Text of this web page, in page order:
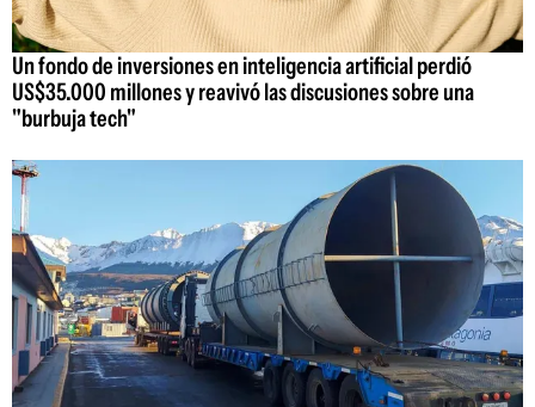
Un fondo de inversiones en inteligencia artificial perdió
US$35.000 millones y reavivó las discusiones sobre una
"burbuja tech"